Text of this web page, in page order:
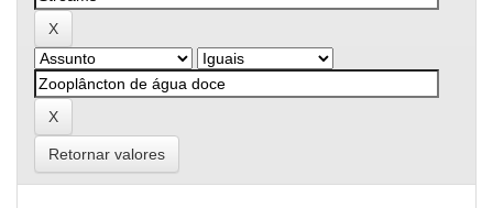
Retornar valores